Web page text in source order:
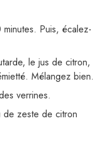
Puis, écalez-
le jus de citron,
Mélangez bien.
verrines.
de zeste de citron